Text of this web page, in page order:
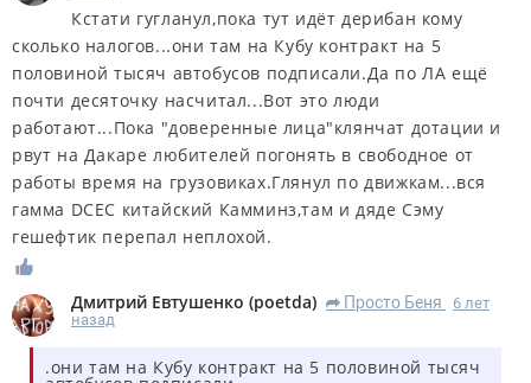
Кстати гугланул,пока тут идёт дерибан кому
сколько налогов...они там на Кубу контракт на 5
половиной тысяч автобусов подписали.Да по ЛА ещё
почти десяточку насчитал...Вот это люди
работают...Пока "доверенные лица"клянчат дотации и
рвут на Дакаре любителей погонять в свободное от
работы время на грузовиках.Глянул по движкам...вся
гамма DCEC китайский Камминз,там и дяде Сэму
гешефтик перепал неплохой.
Дмитрий Евтушенко (poetda) R Просто Беня
6 лет
назад
.они там на Кубу контракт на 5 половиной тысяч